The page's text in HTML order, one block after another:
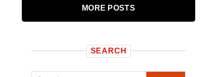
MORE POSTS
SEARCH